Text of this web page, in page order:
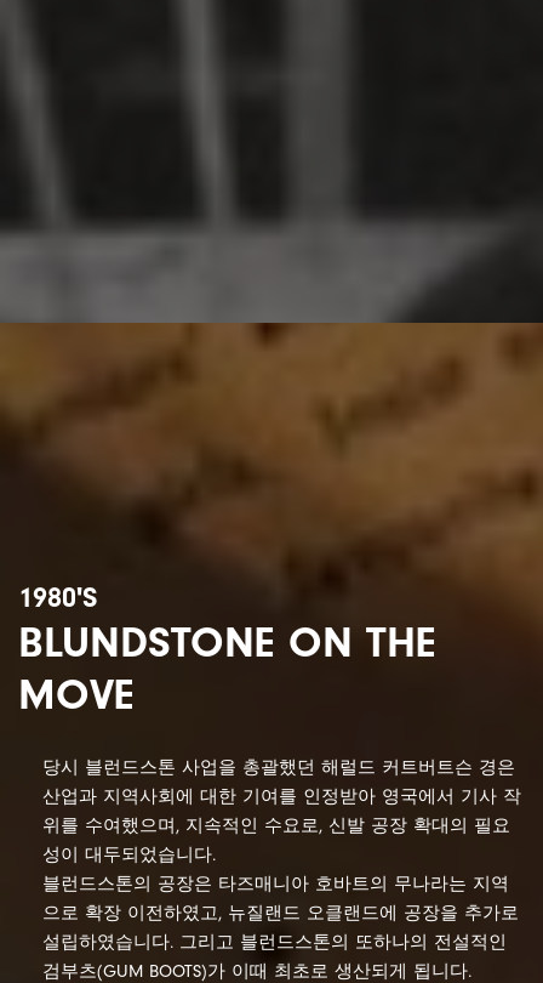
1980'S
BLUNDSTONE ON THE
MOVE
당시 블런드스톤 사업을 총괄했던 해럴드 커트버트슨 경은
산업과 지역사회에 대한 기여를 인정받아 영국에서 기사 작
위를 수여했으며, 지속적인 수요로, 신발 공장 확대의 필요
성이 대두되었습니다.
블런드스톤의 공장은 타즈매니아 호바트의 무나라는 지역
으로 확장 이전하였고, 뉴질랜드 오클랜드에 공장을 추가로
설립하였습니다. 그리고 블런드스톤의 또하나의 전설적인
검부츠(GUM BOOTS)가 이때 최초로 생산되게 됩니다.